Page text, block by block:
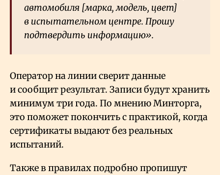
автомобиля [марка, модель, цвет]
в испытательном центре. Прошу
подтвердить информацию».
Оператор на линии сверит данные
и сообщит результат. Записи будут хранить
минимум три года. По мнению Минторга,
это поможет покончить с практикой, когда
сертификаты выдают без реальных
испытаний.
Также в правилах подробно пропишут